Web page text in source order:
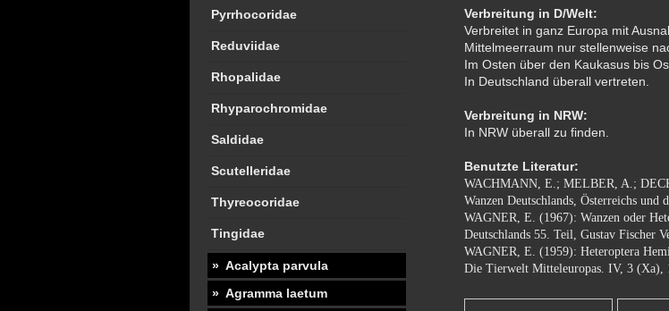
Verbreitung in D/Welt:
Verbreitet in ganz Europa mit
Mittelmeerraum nur stellenweise
Im Osten über den Kaukasus bis
In Deutschland überall vertreten.
Verbreitung in NRW:
In NRW überall zu finden.
Benutzte Literatur:
WACHMANN, E.; MELBER, A.;
Wanzen Deutschlands, Österreichs
WAGNER, E. (1967): Wanzen oder
Deutschlands 55. Teil, Gustav Fischer
WAGNER, E. (1959): Heteroptera
Die Tierwelt Mitteleuropas. IV, 3 (Xa),
Pyrrhocoridae
Reduviidae
Rhopalidae
Rhyparochromidae
Saldidae
Scutelleridae
Thyreocoridae
Tingidae
Acalypta parvula
Agramma laetum